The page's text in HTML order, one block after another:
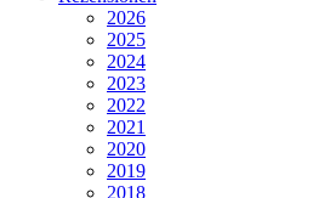
2026
2025
2024
2023
2022
2021
2020
2019
2018